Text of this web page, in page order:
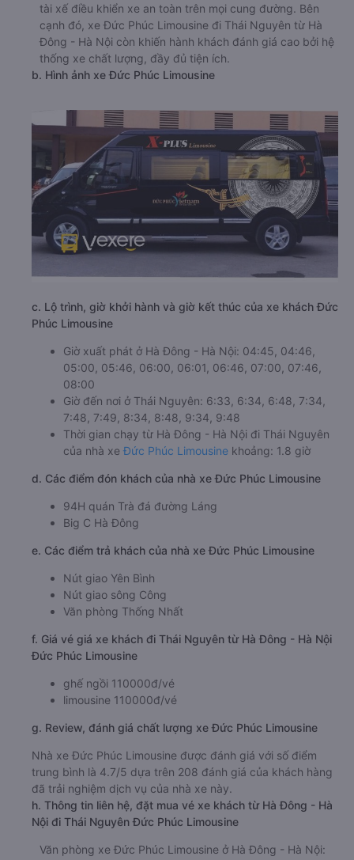
tài xế điều khiển xe an toàn trên mọi cung đường. Bên
cạnh đó, xe Đức Phúc Limousine đi Thái Nguyên từ Hà
Đông - Hà Nội còn khiến hành khách đánh giá cao bởi hệ
thống xe chất lượng, đầy đủ tiện ích.
b. Hình ảnh xe Đức Phúc Limousine
c. Lộ trình, giờ khởi hành và giờ kết thúc của xe khách Đức
Phúc Limousine
Giờ xuất phát ở Hà Đông - Hà Nội: 04:45, 04:46,
05:00, 05:46, 06:00, 06:01, 06:46, 07:00, 07:46,
08:00
Giờ đến nơi ở Thái Nguyên: 6:33, 6:34, 6:48, 7:34,
7:48, 7:49, 8:34, 8:48, 9:34, 9:48
Thời gian chạy từ Hà Đông - Hà Nội đi Thái Nguyên
của nhà xe Đức Phúc Limousine khoảng: 1.8 giờ
d. Các điểm đón khách của nhà xe Đức Phúc Limousine
94H quán Trà đá đường Láng
Big C Hà Đông
e. Các điểm trả khách của nhà xe Đức Phúc Limousine
Nút giao Yên Bình
Nút giao sông Công
Văn phòng Thống Nhất
f. Giá vé giá xe khách đi Thái Nguyên từ Hà Đông - Hà Nội
Đức Phúc Limousine
ghế ngồi 110000đ/vé
limousine 110000đ/vé
g. Review, đánh giá chất lượng xe Đức Phúc Limousine
Nhà xe Đức Phúc Limousine được đánh giá với số điểm
trung bình là 4.7/5 dựa trên 208 đánh giá của khách hàng
đã trải nghiệm dịch vụ của nhà xe này.
h. Thông tin liên hệ, đặt mua vé xe khách từ Hà Đông - Hà
Nội đi Thái Nguyên Đức Phúc Limousine
Văn phòng xe Đức Phúc Limousine ở Hà Đông - Hà Nội: